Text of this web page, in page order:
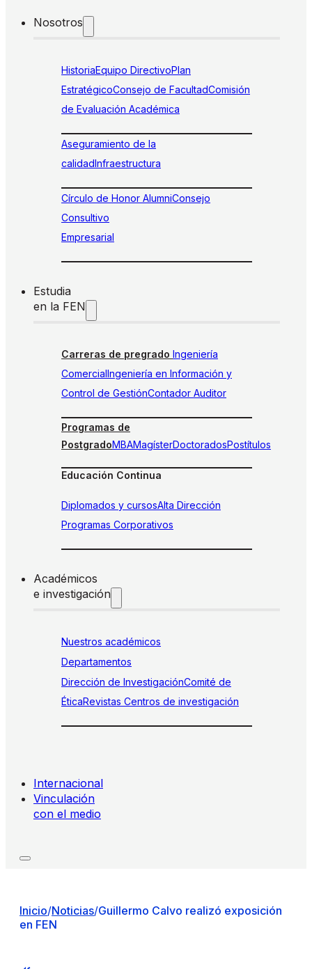
Nosotros
HistoriaEquipo DirectivoPlan
EstratégicoConsejo de FacultadComisión
de Evaluación Académica
Aseguramiento de la
calidadInfraestructura
Círculo de Honor AlumniConsejo
Consultivo
Empresarial
Estudia
en la FEN
Carreras de pregrado Ingeniería
ComercialIngeniería en Información y
Control de GestiónContador Auditor
Programas de
PostgradoMBAMagísterDoctoradosPostítulos
Educación Continua
Diplomados y cursosAlta Dirección
Programas Corporativos
Académicos
e investigación
Nuestros académicos
Departamentos
Dirección de InvestigaciónComité de
ÉticaRevistas Centros de investigación
Internacional
Vinculación
con el medio
Inicio/Noticias/Guillermo Calvo realizó exposición
en FEN